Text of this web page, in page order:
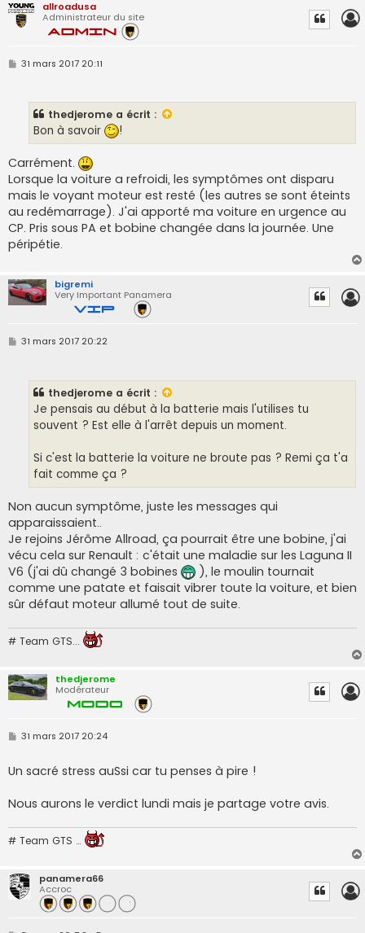
allroadusa
Administrateur du site
M
31 mars 2017 20:11
thedjerome a écrit :
Bon à savoir !
Carrément.
Lorsque la voiture a refroidi, les symptômes ont disparu
mais le voyant moteur est resté (les autres se sont éteints
au redémarrage). J'ai apporté ma voiture en urgence au
CP. Pris sous PA et bobine changée dans la journée. Une
péripétie.
bigremi
Very Important Panamera
M
31 mars 2017 20:22
thedjerome a écrit :
Je pensais au début à la batterie mais l'utilises tu
souvent ? Est elle à l'arrêt depuis un moment.
Si c'est la batterie la voiture ne broute pas ? Remi ça t'a
fait comme ça ?
Non aucun symptôme, juste les messages qui
apparaissaient..
Je rejoins Jérôme Allroad, ça pourrait être une bobine, j'ai
vécu cela sur Renault : c'était une maladie sur les Laguna II
V6 (j'ai dû changé 3 bobines
), le moulin tournait
comme une patate et faisait vibrer toute la voiture, et bien
sûr défaut moteur allumé tout de suite.
# Team GTS...
thedjerome
Modérateur
M
s
a
e
31 mars 2017 20:24
Un sacré stress auSsi car tu penses à pire !
Nous aurons le verdict lundi mais je partage votre avis.
# Team GTS …
panamera66
Accroc